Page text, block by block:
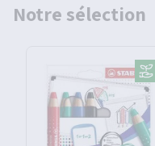
Notre sélection